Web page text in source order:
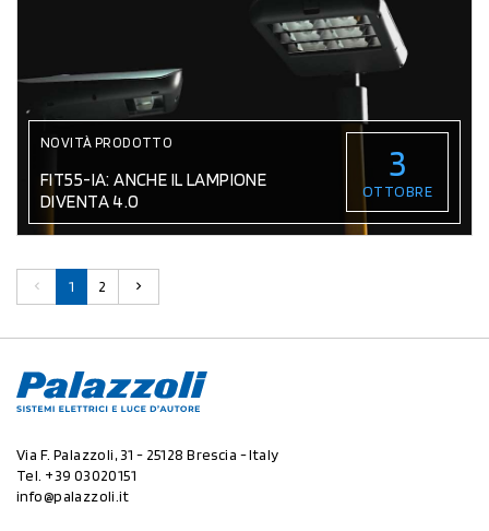
NOVITÀ PRODOTTO
FIT55-IA: ANCHE IL LAMPIONE
DIVENTA 4.0
3
OTTOBRE
1 2
Via F. Palazzoli, 31 - 25128 Brescia - Italy
Tel. +39 03020151
info@palazzoli.it